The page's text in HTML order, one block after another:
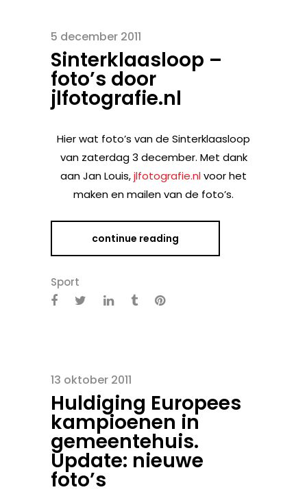
5 december 2011
Sinterklaasloop –
foto’s door
jlfotografie.nl
Hier wat foto’s van de Sinterklaasloop
van zaterdag 3 december. Met dank
aan Jan Louis,jlfotografie.nlvoor het
maken en mailen van de foto’s.
continue reading
Sport
13 oktober 2011
Huldiging Europees
kampioenen in
gemeentehuis.
Update: nieuwe
foto’s